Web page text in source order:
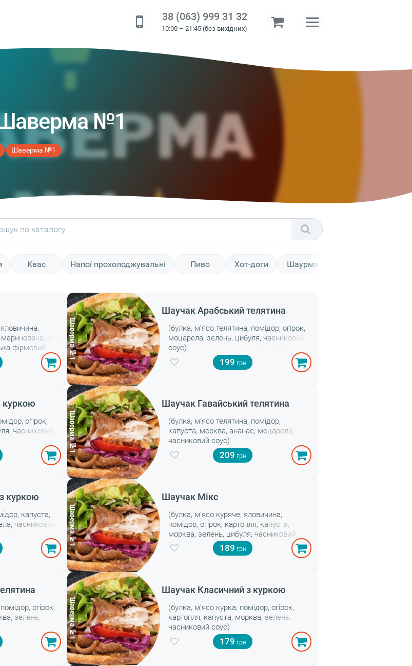
38 (063) 999 31 32
10:00 – 21:45 (без вихідних)
№1
Шаверма №1
Квас Напої прохолоджувальні Пиво Хот-доги Шаурма
сир
фірмовий
Шаучак Арабський телятина
(булка, м’ясо телятина, помідор, огірок,
моцарела, зелень, цибуля, часниковий
соус)
199
куркою
огірок,
часниковий
Шаучак Гавайський телятина
(булка, м’ясо телятина, помідор,
капуста, морква, ананас, моцарела,
часниковий соус)
209
куркою
капуста,
часниковий
Шаучак Мікс
(булка, м’ясо куряче, яловичина,
помідор, огірок, картопля, капуста,
морква, зелень, цибуля, часниковий
соус)
189
огірок,
зелень,
Шаучак Класичний з куркою
(булка, м’ясо курка, помідор, огірок,
картопля, капуста, морква, зелень,
часниковий соус)
179